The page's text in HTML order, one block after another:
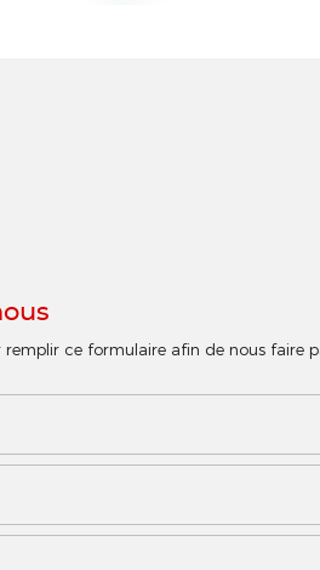
remplir ce formulaire afin de nous faire